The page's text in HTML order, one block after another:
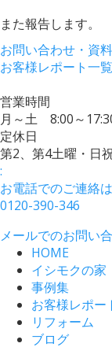
また報告します。
お問い合わせ・資
お客様レポート一
営業時間
月～土 8:00～
定休日
第2、第4土曜・日
:
お電話でのご連絡
0120-390-346
メールでのお問い
HOME
イシモクの家
事例集
お客様レポー
リフォーム
ブログ